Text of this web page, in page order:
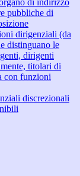
di indirizzo
pubbliche di
dirigenziali (da
distinguano le
dirigenti
titolari di
con funzioni
discrezionali